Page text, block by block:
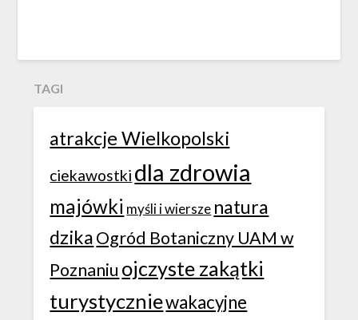
TAGI
atrakcje Wielkopolski
ciekawostki dla zdrowia
majówki myśli i wiersze natura
dzikaOgród Botaniczny UAM w
Poznaniu ojczyste zakątki
turystyczniewakacyjne